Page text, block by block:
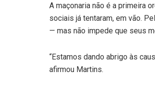
A maçonaria não é a primeira
sociais já tentaram, em vão.
— mas não impede que seus
“Estamos dando abrigo às
afirmou Martins.